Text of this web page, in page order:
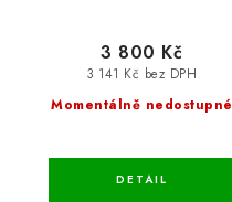
Momentálně nedostupné
3 141 Kč bez DPH
3 800 Kč